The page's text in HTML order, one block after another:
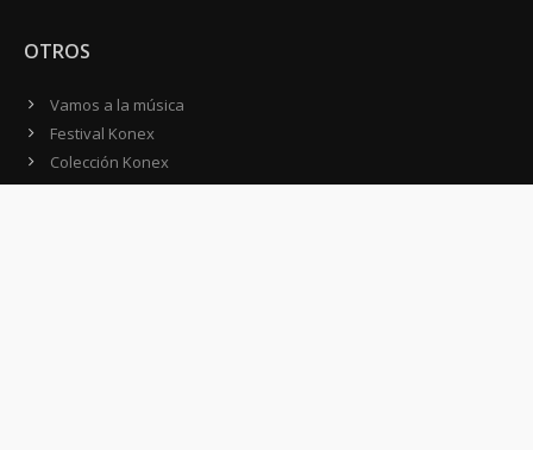
OTROS
Vamos a la música
Festival Konex
Colección Konex
100 Obras Maestras